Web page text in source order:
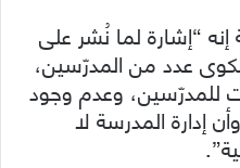
إنه “إشارة لما نُشر على
عدد من المدرّسين،
للمدرّسين، وعدم وجود
إدارة المدرسة لا